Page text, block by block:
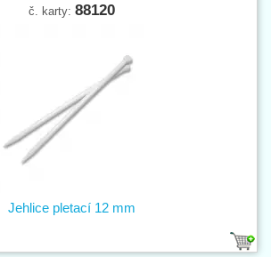
č. karty: 88120
Jehlice pletací 12 mm